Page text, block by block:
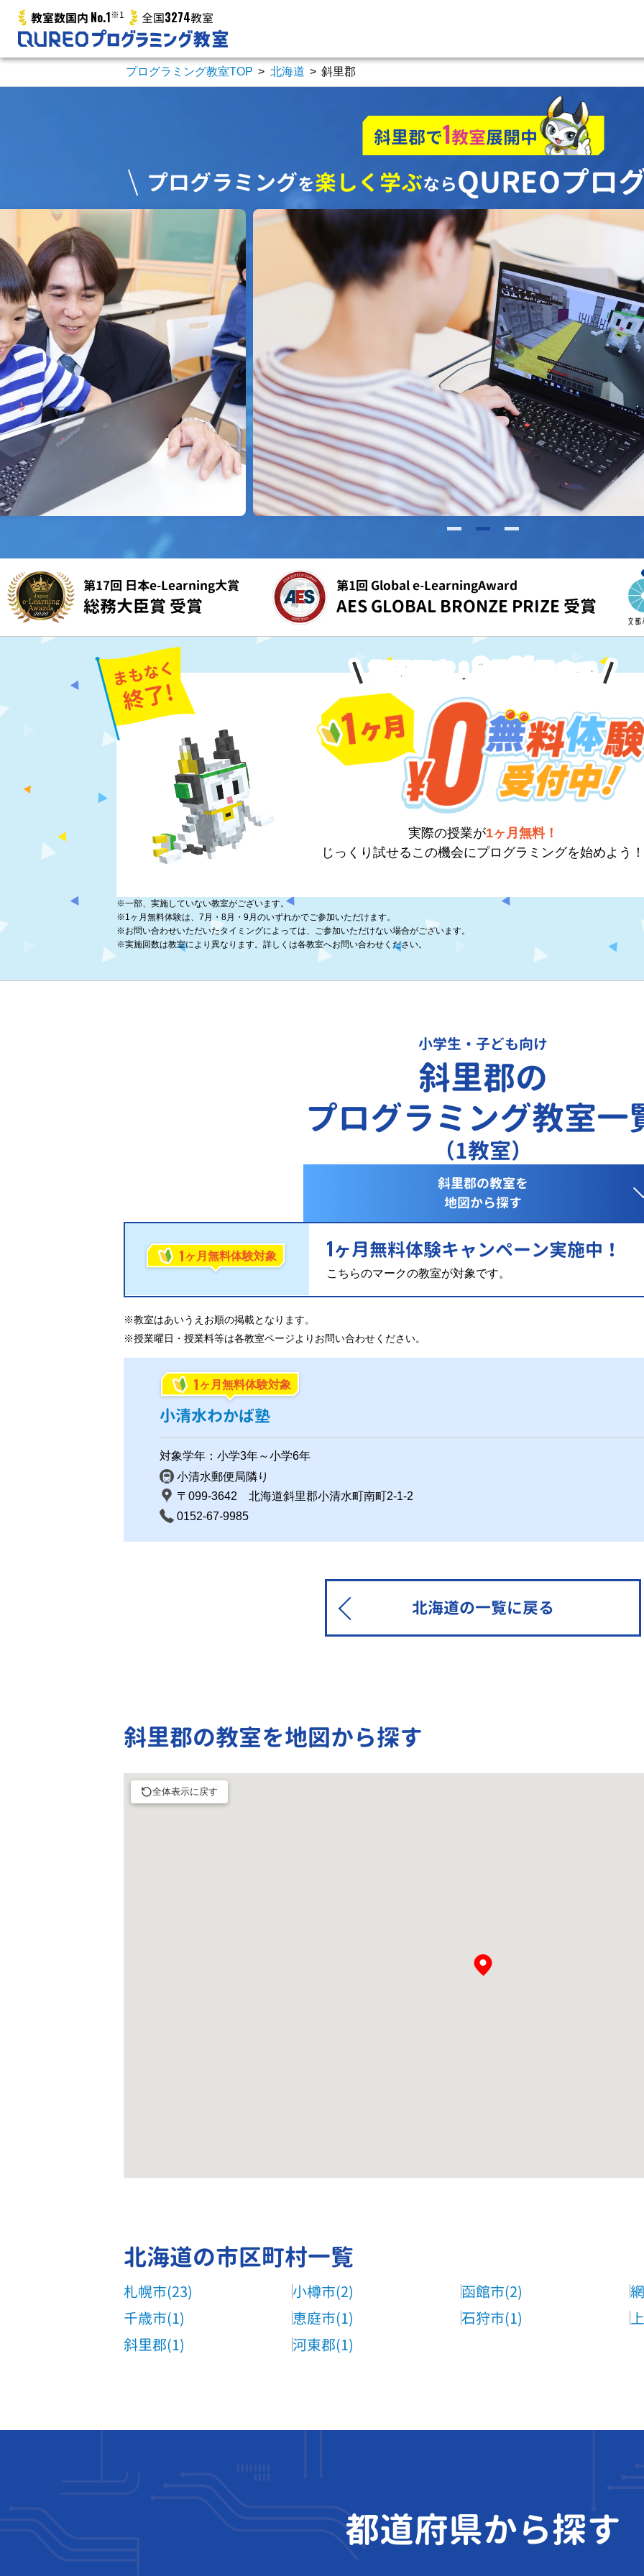
教室数国内 No.1※1 全国3274教室
プログラミング教室TOP > 北海道 > 斜里郡
斜里郡で1教室展開中
プログラミングを楽しく学ぶならQUREOプロ
第17回 日本e-Learning大賞
総務大臣賞 受賞
第1回 Global e-LearningAward
AES GLOBAL BRONZE PRIZE 受賞
期間限定！8 31 まで
実際の授業が1ヶ月無料！
じっくり試せるこの機会にプログラミングを始めよう！
※一部、実施していない教室がございます。
※1ヶ月無料体験は、7月・8月・9月のいずれかでご参加いただけます。
※お問い合わせいただいたタイミングによっては、ご参加いただけない場合がございます。
※実施回数は教室により異なります。詳しくは各教室へお問い合わせください。
小学生・子ども向け
斜里郡の
プログラミング教室一
（1教室）
斜里郡の教室を
地図から探す
1 ヶ月無料体験対象 1ヶ月無料体験キャンペーン実施中！
こちらのマークの教室が対象です。
※教室はあいうえお順の掲載となります。
※授業曜日・授業料等は各教室ページよりお問い合わせください。
1 ヶ月無料体験対象
小清水わかば塾
対象学年：小学3年～小学6年
小清水郵便局隣り
〒099-3642 北海道斜里郡小清水町南町2-1-2
0152-67-9985
北海道の一覧に戻る
斜里郡の教室を地図から探す
全体表示に戻す
北海道の市区町村一覧
札幌市(23) 小樽市(2) 函館市(2)
千歳市(1)
恵庭市(1) 石狩市(1)
斜里郡(1)
河東郡(1)
都道府県から探す